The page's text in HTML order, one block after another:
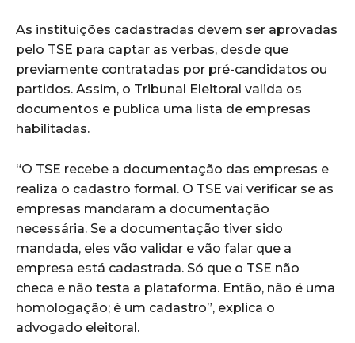
As instituições cadastradas devem ser aprovadas
pelo TSE para captar as verbas, desde que
previamente contratadas por pré-candidatos ou
partidos. Assim, o Tribunal Eleitoral valida os
documentos e publica uma lista de empresas
habilitadas.
“O TSE recebe a documentação das empresas e
realiza o cadastro formal. O TSE vai verificar se as
empresas mandaram a documentação
necessária. Se a documentação tiver sido
mandada, eles vão validar e vão falar que a
empresa está cadastrada. Só que o TSE não
checa e não testa a plataforma. Então, não é uma
homologação; é um cadastro”, explica o
advogado eleitoral.